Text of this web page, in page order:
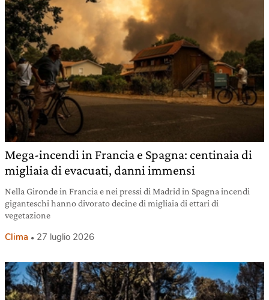
Mega-incendi in Francia e Spagna: centinaia di
migliaia di evacuati, danni immensi
Nella Gironde in Francia e nei pressi di Madrid in Spagna incendi
giganteschi hanno divorato decine di migliaia di ettari di
vegetazione
Clima 27 luglio 2026